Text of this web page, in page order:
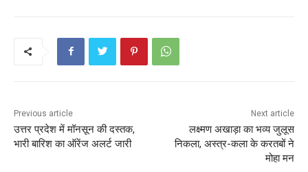
k
A
p
st
Previous article
उत्तर प्रदेश में मॉनसून की दस्तक,
भारी बारिश का ऑरेंज अलर्ट जारी
Next article
लक्ष्मण अखाड़ा का भव्य जुलूस
निकला, अस्त्र-कला के करतबों ने
मोहा मन